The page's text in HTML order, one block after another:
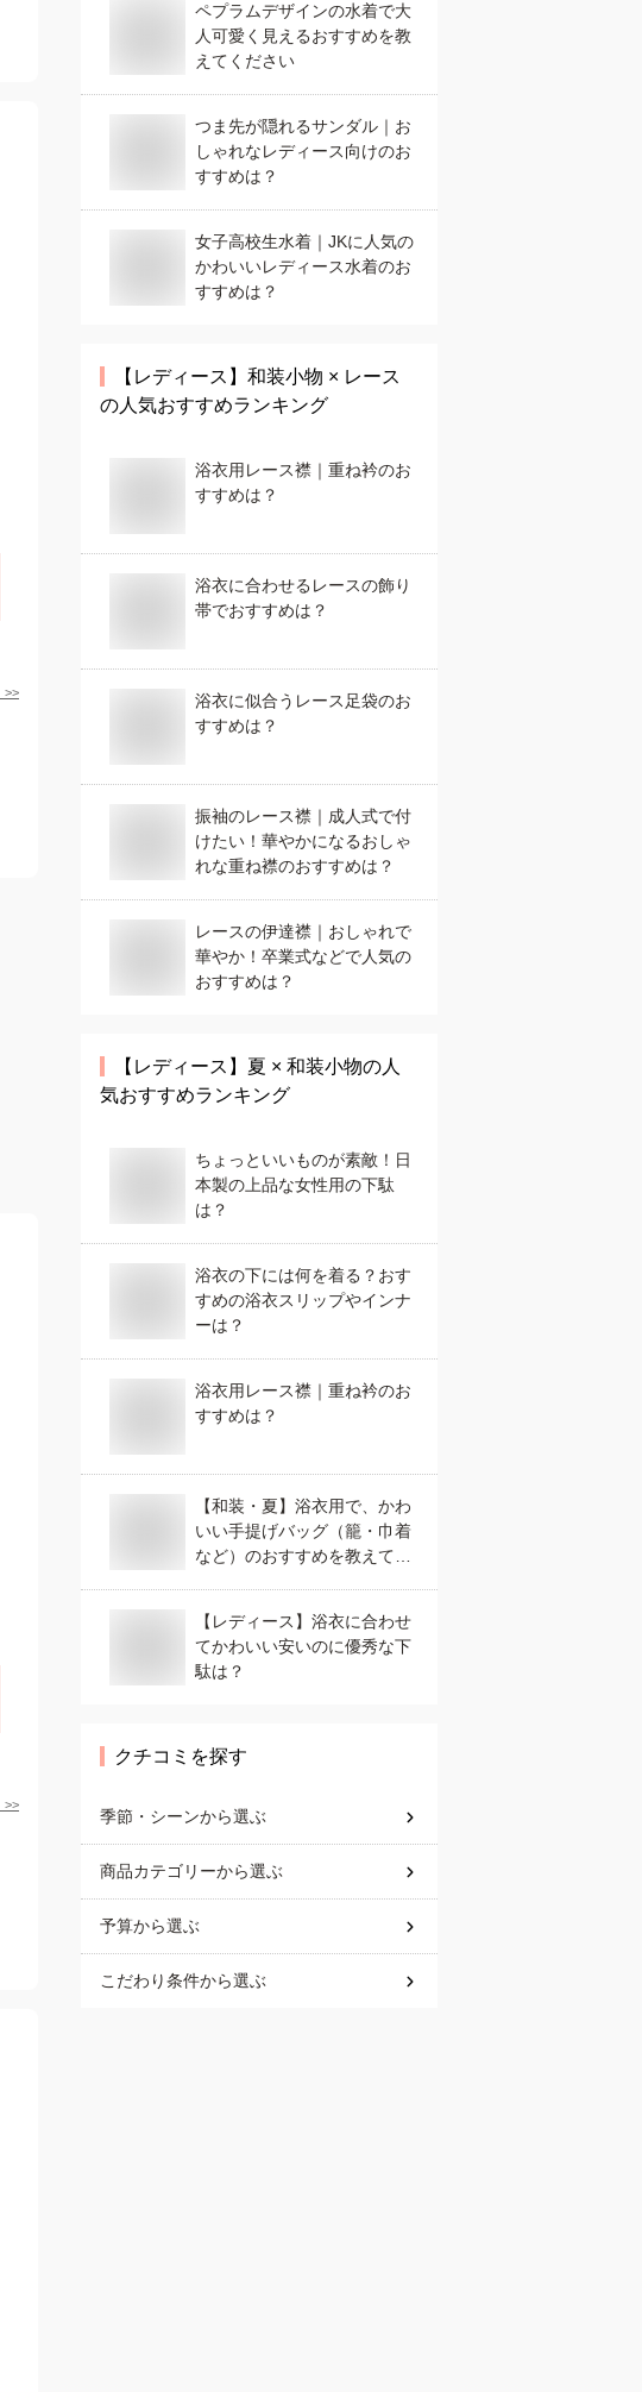
>>
>>
ペプラムデザインの水着で大
人可愛く見えるおすすめを教
えてください
つま先が隠れるサンダル｜お
しゃれなレディース向けのお
すすめは？
女子高校生水着｜JKに人気の
かわいいレディース水着のお
すすめは？
【レディース】 和装小物 × レース
の人気おすすめランキング
浴衣用レース襟｜重ね衿のお
すすめは？
浴衣に合わせるレースの飾り
帯でおすすめは？
浴衣に似合うレース足袋のお
すすめは？
振袖のレース襟｜成人式で付
けたい！華やかになるおしゃ
れな重ね襟のおすすめは？
レースの伊達襟｜おしゃれで
華やか！卒業式などで人気の
おすすめは？
【レディース】 夏 × 和装小物の人
気おすすめランキング
ちょっといいものが素敵！日
本製の上品な女性用の下駄
は？
浴衣の下には何を着る？おす
すめの浴衣スリップやインナ
ーは？
浴衣用レース襟｜重ね衿のお
すすめは？
【和装・夏】浴衣用で、かわ
いい手提げバッグ（籠・巾着
など）のおすすめを教えてく
【レディース】浴衣に合わせ
てかわいい安いのに優秀な下
駄は？
クチコミを探す
季節・シーンから選ぶ
商品カテゴリーから選ぶ
予算から選ぶ
こだわり条件から選ぶ